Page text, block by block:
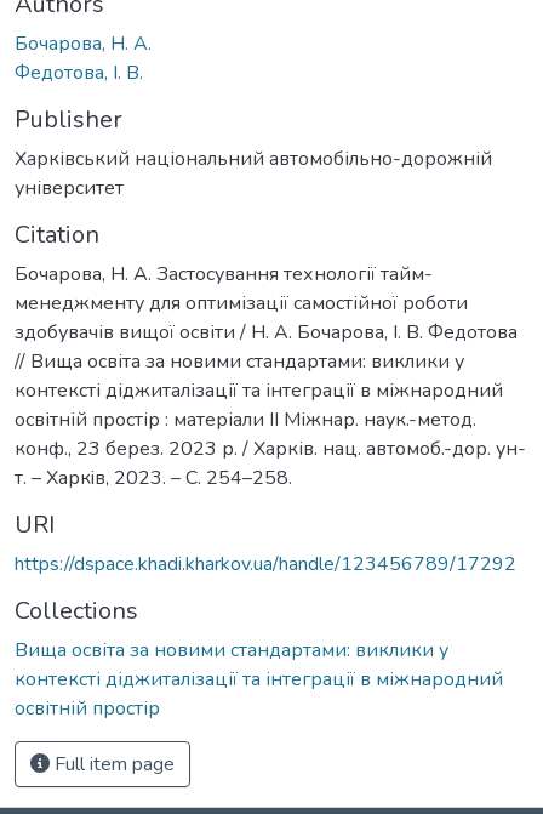
Бочарова, Н. А.
Федотова, І. В.
Publisher
Харківський національний автомобільно-дорожній
університет
Citation
Бочарова, Н. А. Застосування технології тайм-
менеджменту для оптимізації самостійної роботи
здобувачів вищої освіти / Н. А. Бочарова, І. В. Федотова
// Вища освіта за новими стандартами: виклики у
контексті діджиталізації та інтеграції в міжнародний
освітній простір : матеріали ІІ Міжнар. наук.-метод.
конф., 23 берез. 2023 р. / Харків. нац. автомоб.-дор. ун-
т. – Харкiв, 2023. – С. 254–258.
URI
https://dspace.khadi.kharkov.ua/handle/123456789/17292
Collections
Вища освіта за новими стандартами: виклики у
контексті діджиталізації та інтеграції в міжнародний
освітній простір
Full item page